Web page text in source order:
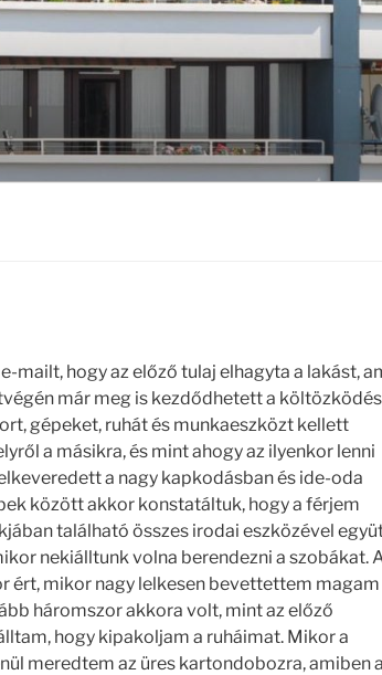
mailt, hogy az előző tulaj elhagyta a lakást,
már meg is kezdődhetett a
gépeket, ruhát és munkaeszközt kellett
a másikra, és mint ahogy az ilyenkor lenni
a nagy kapkodásban és ide-oda
között akkor konstatáltuk, hogy a férjem
található összes irodai eszközével
nekiálltunk volna berendezni a szobákat.
ért, mikor nagy lelkesen bevettettem magam
háromszor akkora volt, mint az előző
hogy kipakoljam a ruháimat. Mikor a
meredtem az üres kartondobozra, amiben a